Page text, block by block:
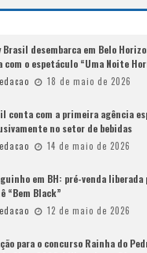
Brasil desembarca em Belo
com o espetáculo “Uma Noite
18 de maio de 2026
conta com a primeira agência
no setor de bebidas
14 de maio de 2026
em BH: pré-venda liberada
“Bem Black”
12 de maio de 2026
para o concurso Rainha do